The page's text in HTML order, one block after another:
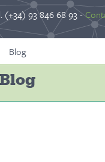
(+34) 93 846 68 93 -
Blog
Blog